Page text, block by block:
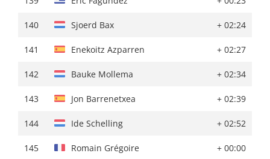
140 Sjoerd Bax + 02:24
141 Enekoitz Azparren + 02:27
142 Bauke Mollema + 02:34
143 Jon Barrenetxea + 02:39
144 Ide Schelling + 02:52
145 Romain Grégoire + 00:00
140 Bob Jungels + 03:41
141 Enekoitz Azparren + 03:44
142 Jason Osborne + 03:50
143 Rein Taaramäe + 03:58
144 Jon Barrenetxea ''
145 Tao Geoghegan Hart + 04:07